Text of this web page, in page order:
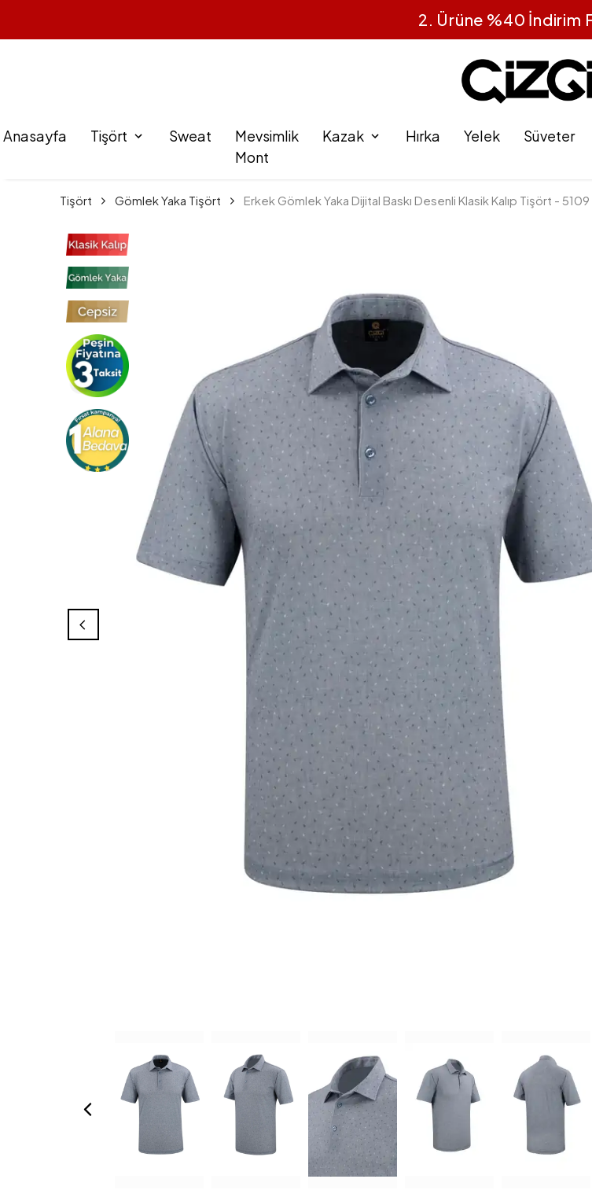
1 Alana 1 Bedava
Anasayfa Tişört Sweat
Mevsimlik
Mont
Kazak Hırka Yelek Süveter
Tişört Gömlek Yaka Tişört Erkek Gömlek Yaka Dijital Baskı Desenli Klasik Kalıp Tişört - 5109